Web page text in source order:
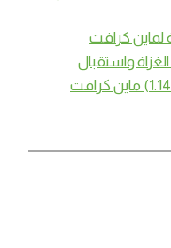
الغزاة واستقبال
مشترك جديد – سرفايفل (1.14.4) ماين كرافت